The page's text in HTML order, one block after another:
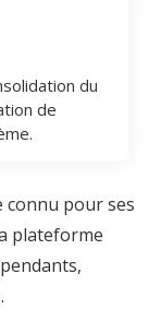
du
de
connu pour ses
plateforme
.